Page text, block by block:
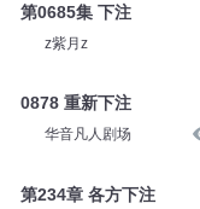
第0685集 下注
z紫月z
0878 重新下注
华音凡人剧场
第234章 各方下注